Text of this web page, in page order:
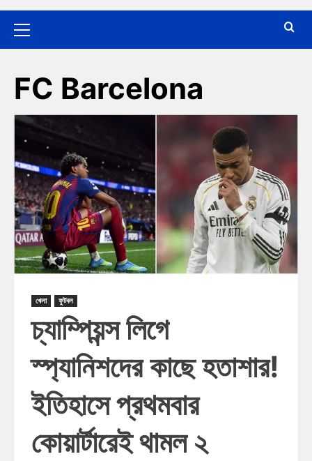
FC Barcelona
খেলা ফুটবল
চ্যাম্পিয়ন্স লিগে
স্প্যানিশদের কাছে হতাশার!
ইতিহাসে প্রথমবার
কোয়ার্টারেই থামল ২